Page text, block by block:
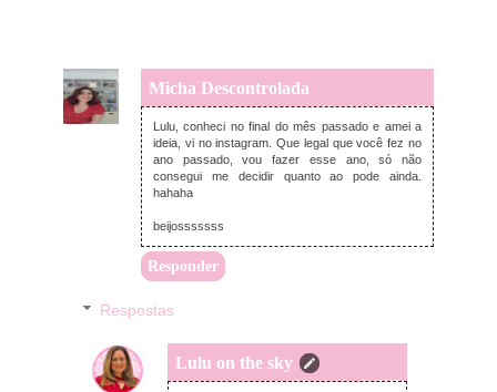
Micha Descontrolada
sexta-feira, janeiro 02, 2015
Lulu, conheci no final do mês passado e amei a
ideia, vi no instagram. Que legal que você fez no
ano passado, vou fazer esse ano, só não
consegui me decidir quanto ao pode ainda.
hahaha
beijosssssss
Responder
Respostas
Lulu on the sky
sexta-feira, janeiro 02, 2015